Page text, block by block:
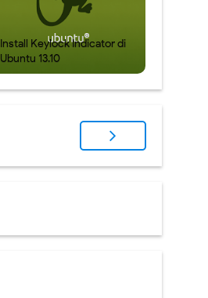
Install Keylock Indicator di
Ubuntu 13.10